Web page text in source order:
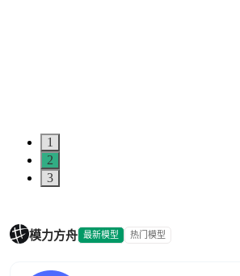
1
2
3
模力方舟 最新模型 热门模型